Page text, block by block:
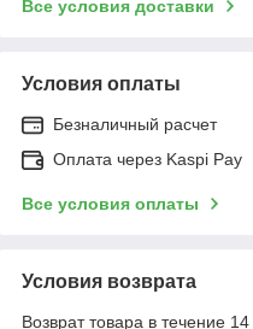
Все условия доставки
Условия оплаты
Безналичный расчет
Оплата через Kaspi Pay
Все условия оплаты
Условия возврата
Возврат товара в течение